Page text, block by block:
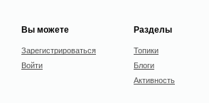
Вы можете
Зарегистрироваться
Войти
Разделы
Топики
Блоги
Активность